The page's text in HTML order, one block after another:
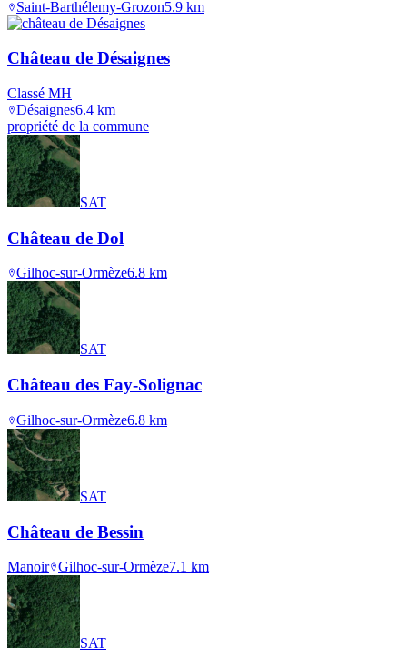
Saint-Barthélemy-Grozon5.9 km
Château de Désaignes
Classé MH
Désaignes6.4 km
propriété de la commune
SAT
Château de Dol
Gilhoc-sur-Ormèze6.8 km
SAT
Château des Fay-Solignac
Gilhoc-sur-Ormèze6.8 km
SAT
Château de Bessin
Manoir Gilhoc-sur-Ormèze7.1 km
SAT